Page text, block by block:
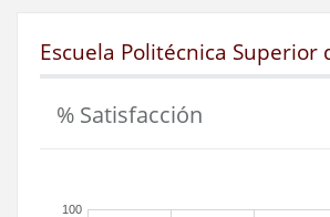
Escuela Politécnica Superior
% Satisfacción
100